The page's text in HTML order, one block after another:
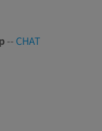
-- CHAT